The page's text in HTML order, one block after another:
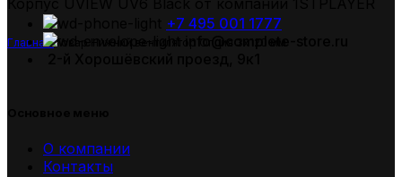
ГлавнаяТовар Нижний вентилятор
+7 495 001 1777
О компании
Контакты